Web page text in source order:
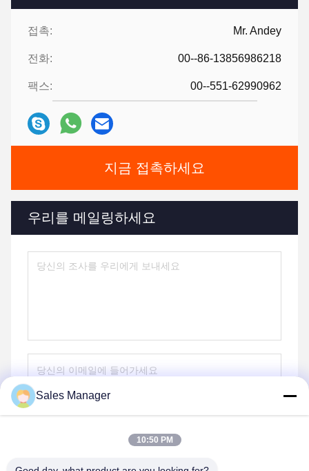
접촉: Mr. Andey
전화: 00--86-13856986218
팩스: 00--551-62990962
지금 접촉하세요
우리를 메일링하세요
Sales Manager
10:50 PM